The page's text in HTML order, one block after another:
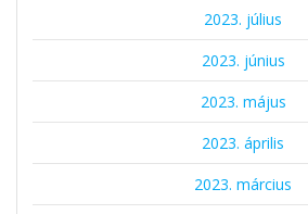
2023. július
2023. június
2023. május
2023. április
2023. március